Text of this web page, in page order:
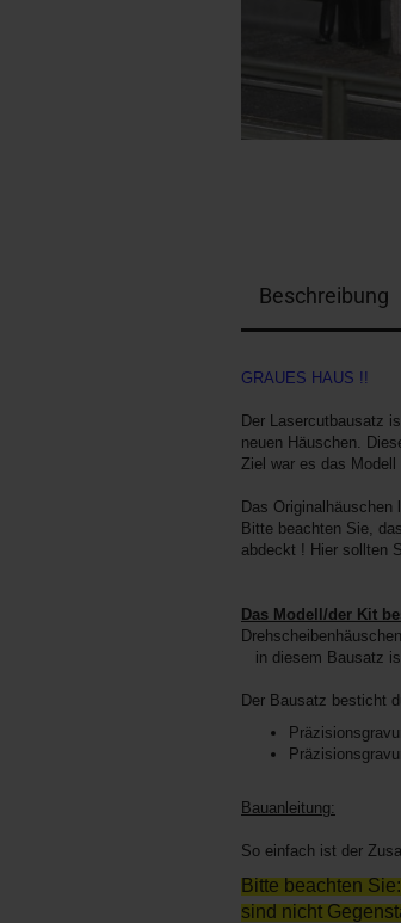
Beschreibung
GRAUES HAUS !!
Der Lasercutbausatz
neuen Häuschen.
Ziel war es das
Das
Bitte beachten Sie,
abdeckt ! Hier sollten
Das Modell/der Kit
in diesem Bausatz
Der Bausatz besticht
Bauanleitung:
So einfach ist der
Bitte beachten
sind nicht